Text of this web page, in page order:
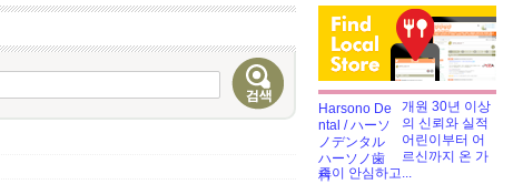
개원 30년 이상
의 신뢰와 실적
어린이부터 어
르신까지 온 가
족이 안심하고...